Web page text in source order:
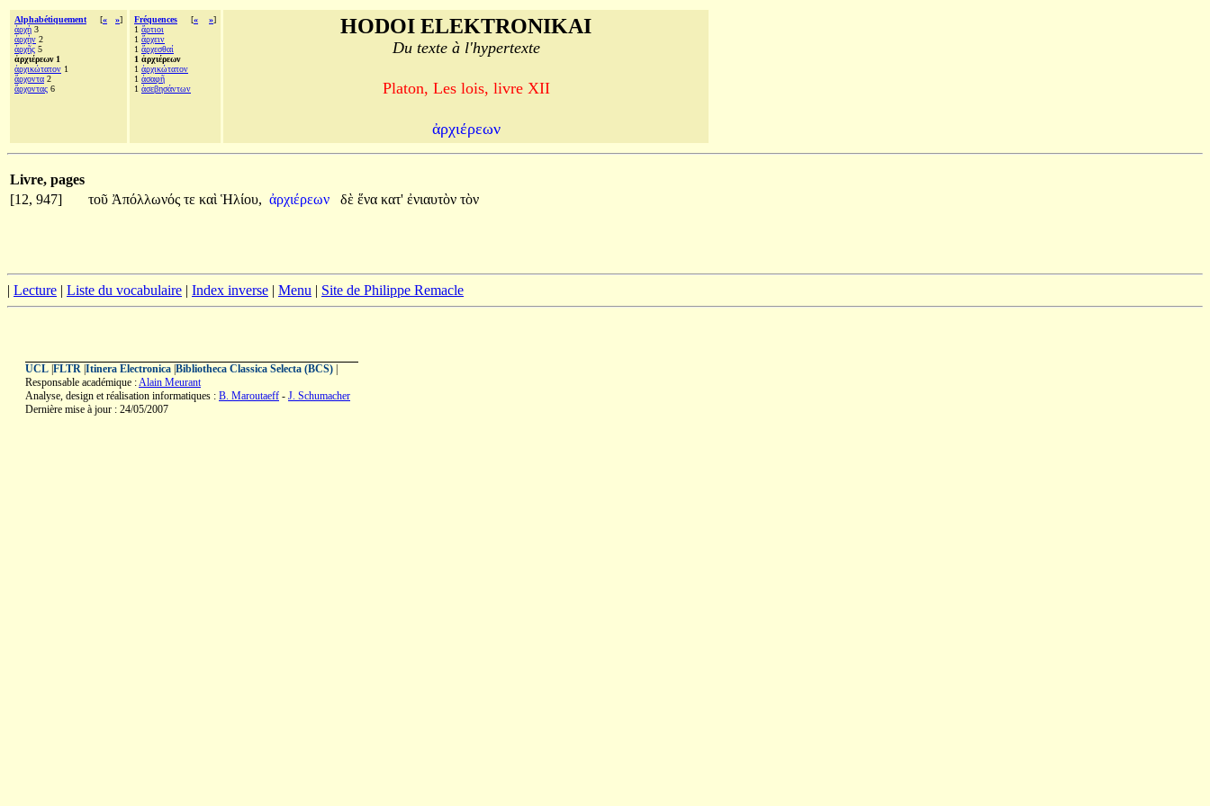
Alphabétiquement [« »]
ἀρχὴ 3
ἀρχὴν 2
ἀρχῆς 5
ἀρχιέρεων 1
ἀρχικώτατον 1
ἄρχοντα 2
ἄρχοντας 6
Fréquences [« »]
1 ἄρτιοι
1 ἄρχειν
1 ἄρχεσθαί
1 ἀρχιέρεων
1 ἀρχικώτατον
1 ἀσαφῆ
1 ἀσεβησάντων
HODOI ELEKTRONIKAI
Du texte à l'hypertexte
Platon, Les lois, livre XII
ἀρχιέρεων
Livre, pages
[12, 947]
τοῦ Ἀπόλλωνός τε καὶ Ἡλίου, ἀρχιέρεων δὲ ἕνα κατ' ἐνιαυτὸν τὸν
| Lecture | Liste du vocabulaire | Index inverse | Menu | Site de Philippe Remacle
UCL FLTR Itinera Electronica Bibliotheca Classica Selecta (BCS)
Responsable académique :Alain Meurant
Analyse, design et réalisation informatiques : B. Maroutaeff - J. Schumacher
Dernière mise à jour : 24/05/2007